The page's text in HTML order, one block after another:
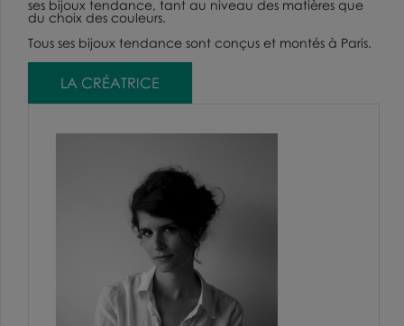
ses bijoux tendance, tant au niveau des matières que
du choix des couleurs.
Tous ses bijoux tendance sont conçus et montés à Paris.
LA CRÉATRICE